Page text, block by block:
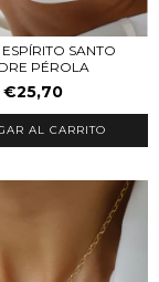
SANTO
PÉROLA
€25,70